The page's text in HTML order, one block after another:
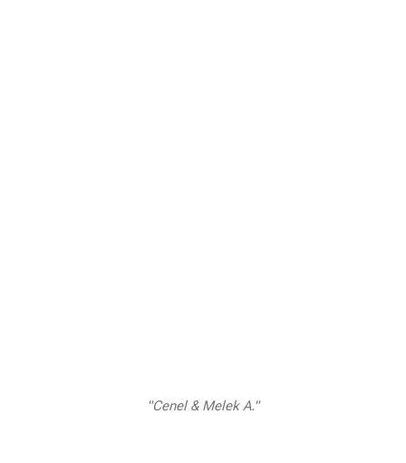
"Cenel & Melek A."